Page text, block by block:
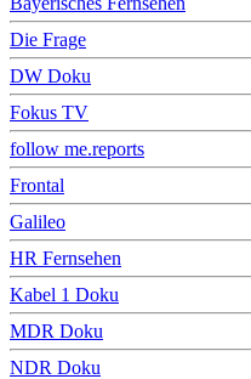
Die Frage
DW Doku
Fokus TV
follow me.reports
Frontal
Galileo
HR Fernsehen
Kabel 1 Doku
MDR Doku
NDR Doku